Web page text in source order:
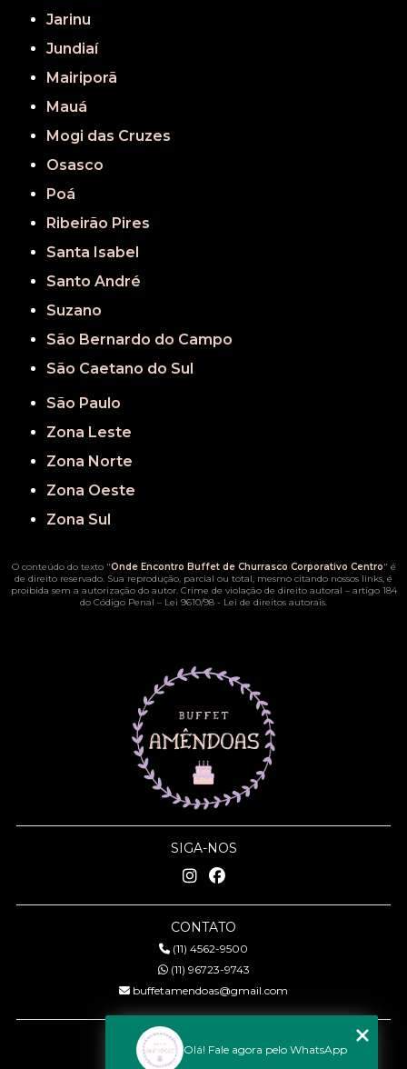
Jarinu
Jundiaí
Mairiporã
Mauá
Mogi das Cruzes
Osasco
Poá
Ribeirão Pires
Santa Isabel
Santo André
Suzano
São Bernardo do Campo
São Caetano do Sul
São Paulo
Zona Leste
Zona Norte
Zona Oeste
Zona Sul
O conteúdo do texto "Onde Encontro Buffet de Churrasco Corporativo Centro" é
de direito reservado. Sua reprodução, parcial ou total, mesmo citando nossos links, é
proibida sem a autorização do autor. Crime de violação de direito autoral – artigo 184
do Código Penal – Lei 9610/98 - Lei de direitos autorais.
SIGA-NOS
CONTATO
(11) 4562-9500
(11) 96723-9743
buffetamendoas@gmail.com
MENU
Olá! Fale agora pelo WhatsApp